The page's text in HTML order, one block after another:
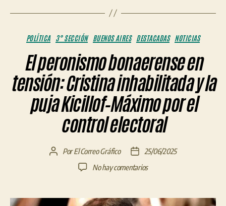
Categorías
POLÍTICA 3° SECCIÓN BUENOS AIRES DESTACADAS NOTICIAS
El peronismo bonaerense en
tensión: Cristina inhabilitada y la
puja Kicillof–Máximo por el
control electoral
AutorPorEl Correo Gráfico
Fecha
de
25/06/2025
No hay comentariosen
bonaerense